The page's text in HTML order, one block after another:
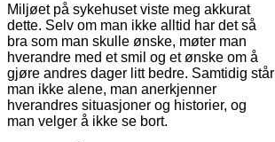
Miljøet på sykehuset viste meg akkurat
dette. Selv om man ikke alltid har det så
bra som man skulle ønske, møter man
hverandre med et smil og et ønske om å
gjøre andres dager litt bedre. Samtidig står
man ikke alene, man anerkjenner
hverandres situasjoner og historier, og
man velger å ikke se bort.